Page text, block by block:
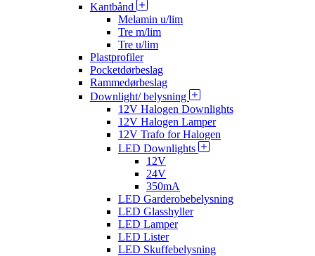
Kantbånd
Melamin u/lim
Tre m/lim
Tre u/lim
Plastprofiler
Pocketdørbeslag
Rammedørbeslag
Downlight/ belysning
12V Halogen Downlights
12V Halogen Lamper
12V Trafo for Halogen
LED Downlights
12V
24V
350mA
LED Garderobebelysning
LED Glasshyller
LED Lamper
LED Lister
LED Skuffebelysning